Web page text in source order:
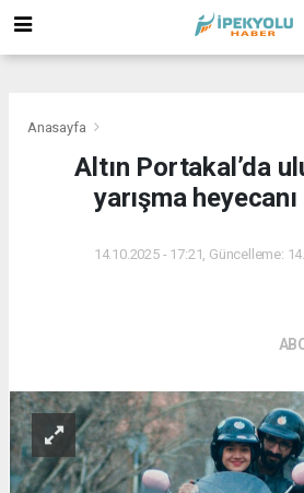
Anasayfa
Altın Portakal’da
yarışma
14.10.2025 - 17:21, Güncelleme: